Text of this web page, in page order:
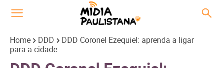
Home DDD
DDD Coronel Ezequiel: aprenda a ligar
para a cidade